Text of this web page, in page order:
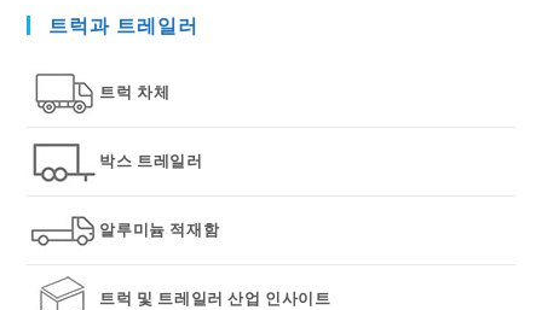
트럭과 트레일러
트럭 차체
박스 트레일러
알루미늄 적재함
트럭 및 트레일러 산업 인사이트